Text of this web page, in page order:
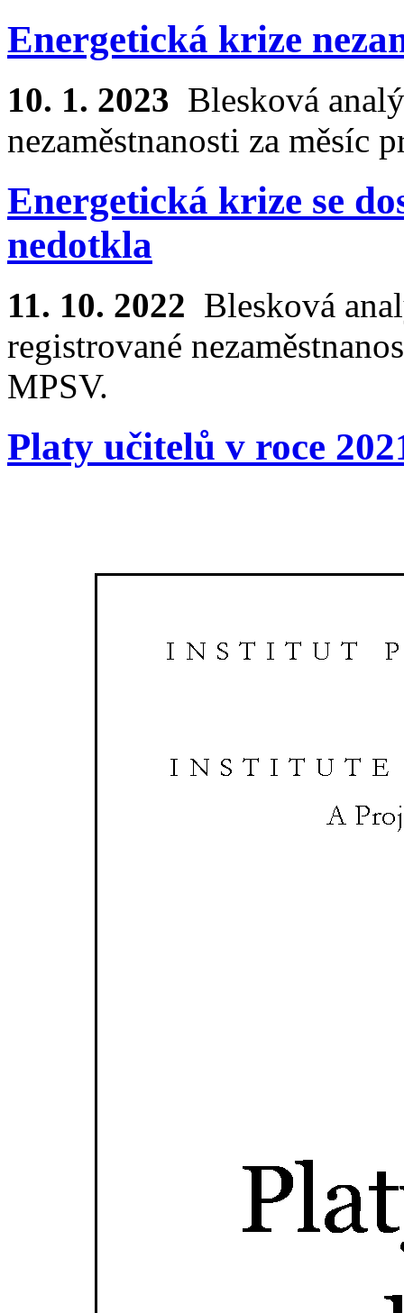
Energetická krize
10. 1. 2023 Blesková
nezaměstnanosti za měsíc
Energetická krize se
nedotkla
11. 10. 2022 Blesková
registrované
MPSV.
Platy učitelů v roce